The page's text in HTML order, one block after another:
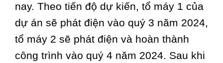
nay. Theo tiến độ dự kiến, tổ máy 1 của
dự án sẽ phát điện vào quý 3 năm 2024,
tổ máy 2 sẽ phát điện và hoàn thành
công trình vào quý 4 năm 2024. Sau khi